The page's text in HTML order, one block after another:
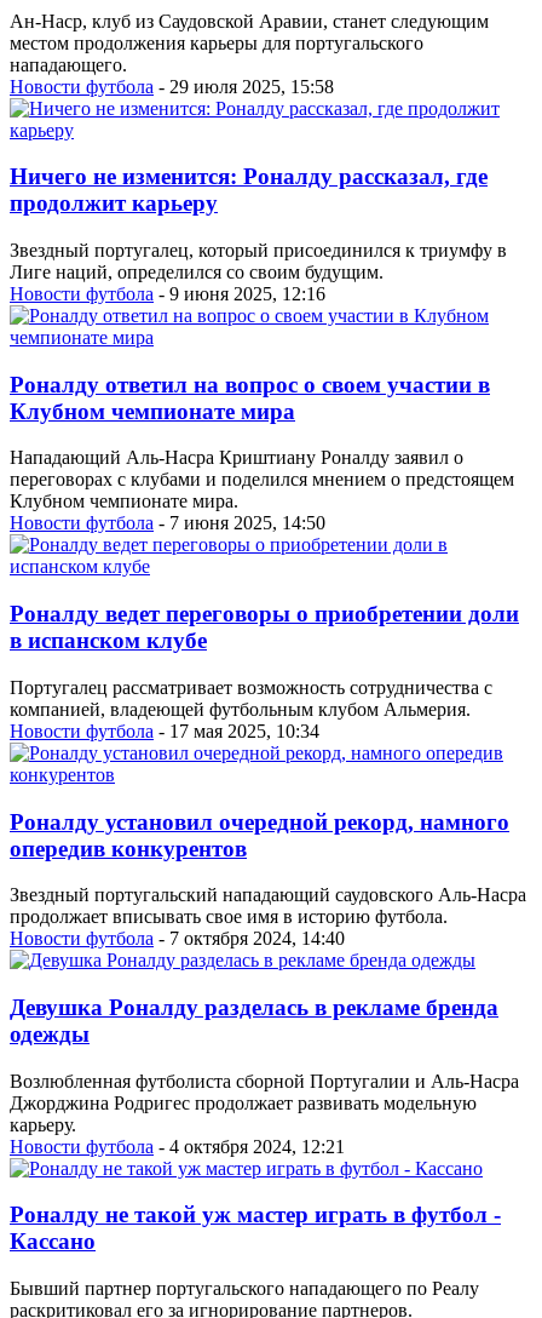
Ан-Наср, клуб из Саудовской Аравии, станет следующим
местом продолжения карьеры для португальского
нападающего.
Новости футбола - 29 июля 2025, 15:58
Ничего не изменится: Роналду рассказал, где
продолжит карьеру
Звездный португалец, который присоединился к триумфу в
Лиге наций, определился со своим будущим.
Новости футбола - 9 июня 2025, 12:16
Роналду ответил на вопрос о своем участии в
Клубном чемпионате мира
Нападающий Аль-Насра Криштиану Роналду заявил о
переговорах с клубами и поделился мнением о предстоящем
Клубном чемпионате мира.
Новости футбола - 7 июня 2025, 14:50
Роналду ведет переговоры о приобретении доли
в испанском клубе
Португалец рассматривает возможность сотрудничества с
компанией, владеющей футбольным клубом Альмерия.
Новости футбола - 17 мая 2025, 10:34
Роналду установил очередной рекорд, намного
опередив конкурентов
Звездный португальский нападающий саудовского Аль-Насра
продолжает вписывать свое имя в историю футбола.
Новости футбола - 7 октября 2024, 14:40
Девушка Роналду разделась в рекламе бренда
одежды
Возлюбленная футболиста сборной Португалии и Аль-Насра
Джорджина Родригес продолжает развивать модельную
карьеру.
Новости футбола - 4 октября 2024, 12:21
Роналду не такой уж мастер играть в футбол -
Кассано
Бывший партнер португальского нападающего по Реалу
раскритиковал его за игнорирование партнеров.